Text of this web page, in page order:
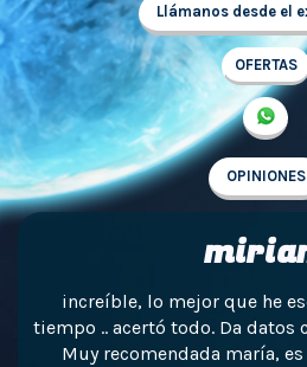
Llámanos desde el
OFERTAS
OPINIONES
increíble, lo mejor que he
tiempo .. acertó todo. Da datos
Muy recomendada maría,